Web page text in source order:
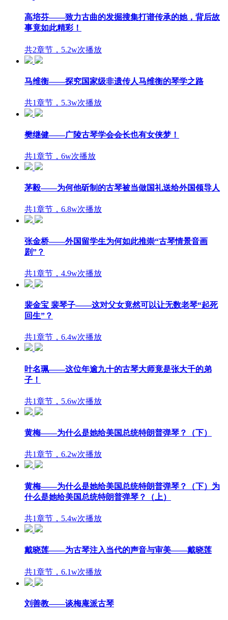
高培芬——致力古曲的发掘搜集打谱传承的她，背后故
事竟如此精彩！
共2章节，5.2w次播放
马维衡——探究国家级非遗传人马维衡的琴学之路
共1章节，5.3w次播放
樊继健——广陵古琴学会会长也有女侠梦！
共1章节，6w次播放
茅毅——为何他斫制的古琴被当做国礼送给外国领导人
共1章节，6.8w次播放
张金桥——外国留学生为何如此推崇“古琴情景音画
剧”？
共1章节，4.9w次播放
裴金宝 裴琴子——这对父女竟然可以让无数老琴“起死
回生”？
共1章节，6.4w次播放
叶名珮——这位年逾九十的古琴大师竟是张大千的弟
子！
共1章节，5.6w次播放
黄梅——为什么是她给美国总统特朗普弹琴？（下）
共1章节，6.2w次播放
黄梅——为什么是她给美国总统特朗普弹琴？（下）为
什么是她给美国总统特朗普弹琴？（上）
共1章节，5.4w次播放
戴晓莲——为古琴注入当代的声音与审美——戴晓莲
共1章节，6.1w次播放
刘善教——谈梅庵派古琴